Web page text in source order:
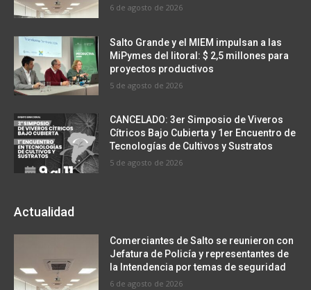
6 de agosto de 2026
Salto Grande y el MIEM impulsan a las
MiPymes del litoral: $ 2,5 millones para
proyectos productivos
5 de agosto de 2026
CANCELADO: 3er Simposio de Viveros
Cítricos Bajo Cubierta y 1er Encuentro de
Tecnologías de Cultivos y Sustratos
5 de agosto de 2026
Actualidad
Comerciantes de Salto se reunieron con
Jefatura de Policía y representantes de
la Intendencia por temas de seguridad
6 de agosto de 2026